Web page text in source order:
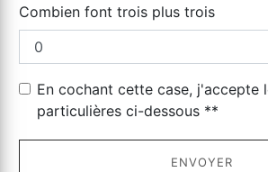
Combien font trois plus trois
En cochant cette case, j'accepte
particulières ci-dessous **
ENVOYER